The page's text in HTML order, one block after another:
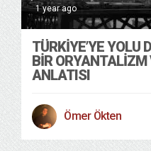
1 year ago
TÜRKIYE’YE YOLU
BIR
ANLATISI
Ömer Ökten